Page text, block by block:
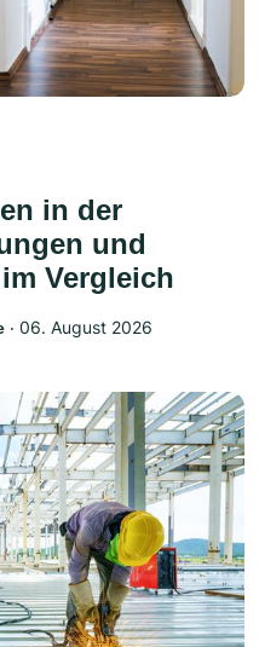
in der
und
Vergleich
‧ 06. August 2026